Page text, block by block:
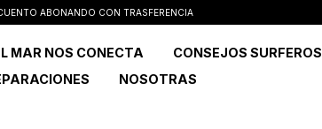
ABONANDO CON TRASFERENCIA
MAR NOS CONECTA
CONSEJOS SURFEROS
NOSOTRAS